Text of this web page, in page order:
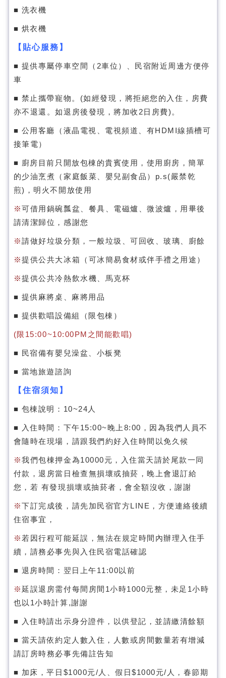
■ 洗衣機
■ 烘衣機
【貼心服務】
■ 提供專屬停車空間（2車位）、民宿附近周邊方便停
車
■ 禁止攜帶寵物。(如經發現，將拒絕您的入住，房費
亦不退還。如退房後發現，將加收2日房費)。
■ 公用客廳（液晶電視、電視頻道、有HDMI線插槽可
接筆電）
■ 廚房目前只開放包棟的貴賓使用，使用廚房，簡單
的少油烹煮（家庭飯菜、嬰兒副食品）p.s(嚴禁乾
煎)，明火不開放使用
※可借用鍋碗瓢盆、餐具、電磁爐、微波爐，用畢後
請清潔歸位，感謝您
※請做好垃圾分類，一般垃圾、可回收、玻璃、廚餘
※提供公共大冰箱（可冰簡易食材或伴手禮之用途）
※提供公共冷熱飲水機、馬克杯
■ 提供麻將桌、麻將用品
■ 提供歡唱設備組（限包棟）
(限15:00~10:00PM之間能歡唱)
■ 民宿備有嬰兒澡盆、小板凳
■ 當地旅遊諮詢
【住宿須知】
■ 包棟說明：10~24人
■ 入住時間：下午15:00~晚上8:00，因為我們人員不
會隨時在現場，請跟我們約好入住時間以免久候
※我們包棟押金為10000元，入住當天請於尾款一同
付款，退房當日檢查無損壞或抽菸，晚上會退訂給
您，若 有發現損壞或抽菸者，會全額沒收，謝謝
※下訂完成後，請先加民宿官方LINE，方便連絡後續
住宿事宜，
※ 若因行程可能延誤，無法在規定時間內辦理入住手
續，請務必事先與入住民宿電話確認
■ 退房時間：翌日上午11:00以前
※延誤退房需付每間房間1小時1000元整，未足1小時
也以1小時計算,謝謝
■ 入住時請出示身分證件，以供登記，並請繳清餘額
■ 當天請依約定人數入住，人數或房間數量若有增減
請訂房時務必事先備註告知
■ 加床，平日$1000元/人、假日$1000元/人，春節期